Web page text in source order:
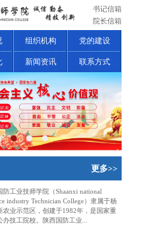
书记信箱
院长信箱
组织机构 党的建设
新闻资讯 联系方式
更多>>
防工业技师学院（Shaanxi national
industry Technician College）隶属于杨
农业示范区，创建于1982年，是国家重
办技工院校。陕西国防工业...